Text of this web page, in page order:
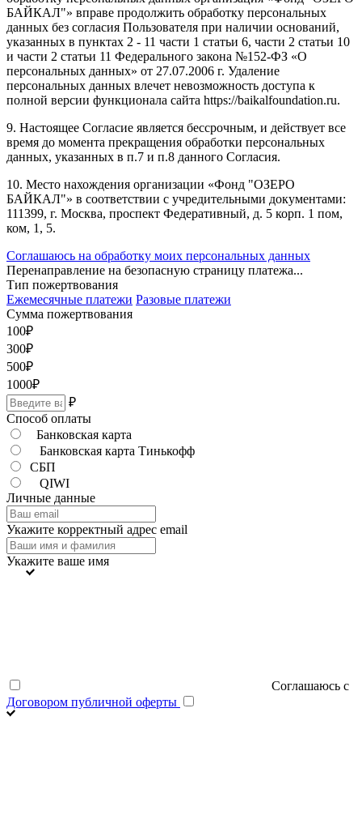
БАЙКАЛ"» вправе продолжить обработку персональных
данных без согласия Пользователя при наличии оснований,
указанных в пунктах 2 - 11 части 1 статьи 6, части 2 статьи 10
и части 2 статьи 11 Федерального закона №152-ФЗ «О
персональных данных» от 27.07.2006 г. Удаление
персональных данных влечет невозможность доступа к
полной версии функционала сайта https://baikalfoundation.ru.
9. Настоящее Согласие является бессрочным, и действует все
время до момента прекращения обработки персональных
данных, указанных в п.7 и п.8 данного Согласия.
10. Место нахождения организации «Фонд "ОЗЕРО
БАЙКАЛ"» в соответствии с учредительными документами:
111399, г. Москва, проспект Федеративный, д. 5 корп. 1 пом,
ком, 1, 5.
Соглашаюсь на обработку моих персональных данных
Перенаправление на безопасную страницу платежа...
Тип пожертвования
Ежемесячные платежи Разовые платежи
Сумма пожертвования
100₽
300₽
500₽
1000₽
₽
Способ оплаты
Банковская карта
Банковская карта Тинькофф
СБП
QIWI
Личные данные
Укажите корректный адрес email
Укажите ваше имя
Соглашаюсь с
Договором публичной оферты